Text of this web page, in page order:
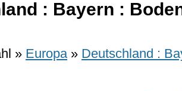
: Bayern :
» Europa » Deutschland :